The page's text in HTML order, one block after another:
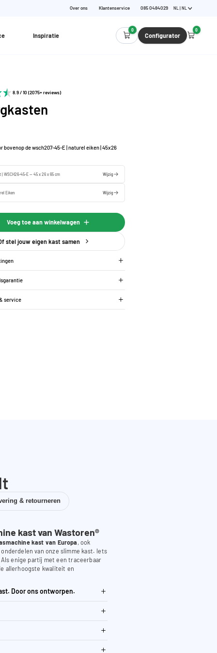
Over ons Klantenservice 085 0484029 NL | NL
Inspiratie
0
Configurator
0
8.9 / 10 (2075+ reviews)
bovenop de wsch207-45-E | naturel eiken | 45x26
| WSCH26-45-E — 45 x 26 x 65 cm Wijzig
Eiken Wijzig
Voeg toe aan winkelwagen
stel jouw eigen kast samen
service
& retourneren
kast van Wastoren®
kast van Europa, ook
van onze slimme kast. Iets
enige partij met een traceerbaar
allerhoogste kwaliteit en
Door ons ontworpen.